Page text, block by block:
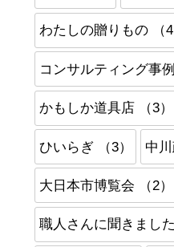
わたしの贈りもの （4
コンサルティング事例
かもしか道具店 （3）
ひいらぎ （3） 中川
大日本市博覧会 （2）
職人さんに聞きました